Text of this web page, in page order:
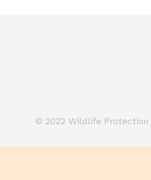
© 2022 Wildlife